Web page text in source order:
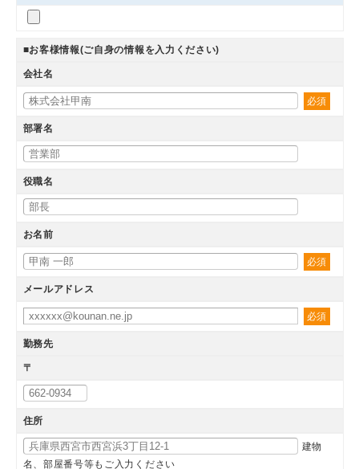
■お客様情報(ご自身の情報を入力ください)
会社名
必須
部署名
役職名
お名前
必須
メールアドレス
必須
勤務先
〒
住所
建物
名、部屋番号等もご入力ください